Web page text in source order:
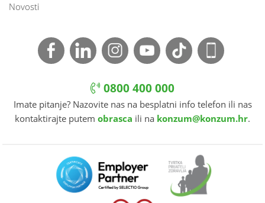
Novosti
0800 400 000
Imate pitanje? Nazovite nas na besplatni info telefon ili nas
kontaktirajte putem obrasca ili na konzum@konzum.hr.